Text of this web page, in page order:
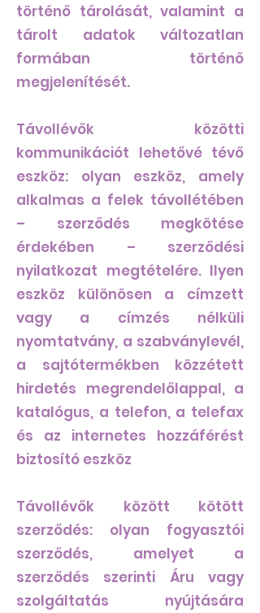
történő tárolását, valamint a
tárolt adatok változatlan
formában történő
megjelenítését.
Távollévők közötti
kommunikációt lehetővé tévő
eszköz: olyan eszköz, amely
alkalmas a felek távollétében
– szerződés megkötése
érdekében – szerződési
nyilatkozat megtételére. Ilyen
eszköz különösen a címzett
vagy a címzés nélküli
nyomtatvány, a szabványlevél,
a sajtótermékben közzétett
hirdetés megrendelőlappal, a
katalógus, a telefon, a telefax
és az internetes hozzáférést
biztosító eszköz
Távollévők között kötött
szerződés: olyan fogyasztói
szerződés, amelyet a
szerződés szerinti Áru vagy
szolgáltatás nyújtására